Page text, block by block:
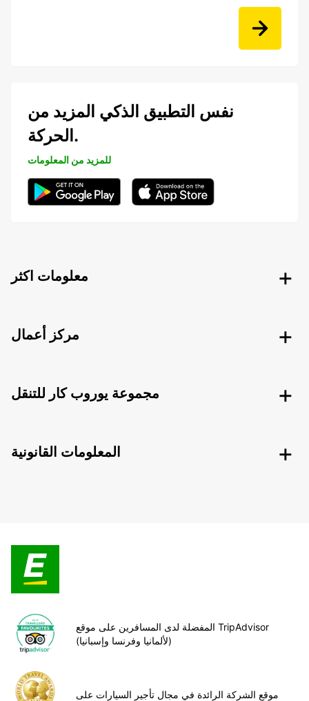
نفس التطبيق الذكي المزيد من
الحركة.
للمزيد من المعلومات
معلومات اكثر
مركز أعمال
مجموعة يوروب كار للتنقل
المعلومات القانونية
المفضلة لدى المسافرين على موقع TripAdvisor
(لألمانيا وفرنسا وإسبانيا)
موقع الشركة الرائدة في مجال تأجير السيارات على